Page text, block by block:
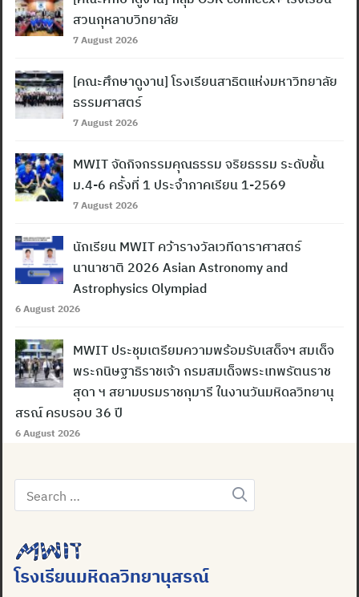
Search
for:
สวนกุหลาบวิทยาลัย
7 August 2026
[คณะศึกษาดูงาน] โรงเรียนสาธิตแห่งมหาวิทยาลัย
ธรรมศาสตร์
7 August 2026
MWIT จัดกิจกรรมคุณธรรม จริยธรรม ระดับชั้น
ม.4-6 ครั้งที่ 1 ประจำภาคเรียน 1-2569
7 August 2026
นักเรียน MWIT คว้ารางวัลเวทีดาราศาสตร์
นานาชาติ 2026 Asian Astronomy and
Astrophysics Olympiad
6 August 2026
MWIT ประชุมเตรียมความพร้อมรับเสด็จฯ สมเด็จ
พระกนิษฐาธิราชเจ้า กรมสมเด็จพระเทพรัตนราช
สุดา ฯ สยามบรมราชกุมารี ในงานวันมหิดลวิทยานุ
สรณ์ ครบรอบ 36 ปี
6 August 2026
Search
for:
โรงเรียนมหิดลวิทยานุสรณ์